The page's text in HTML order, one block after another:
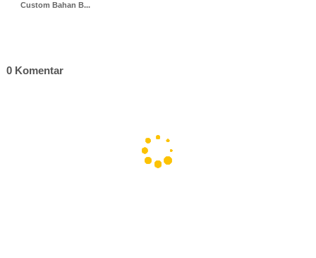
Custom Bahan B...
0 Komentar